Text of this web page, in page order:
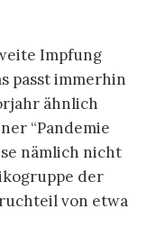
Impfung
passt immerhin
ähnlich
“Pandemie
nämlich nicht
der
von etwa